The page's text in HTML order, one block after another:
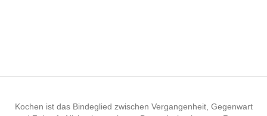
Kochen ist das Bindeglied zwischen Vergangenheit, Gegenwart